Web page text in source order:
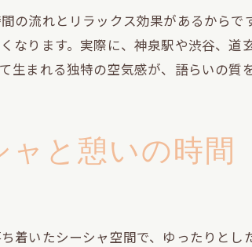
の隠れ家で味わうシーシャや語らいの
シャ初心者でもくつろげる空間の選び
着いた雰囲気で楽しむシーシャの魅力
深める都会のシーシャスポット特集
ックス空間を求める方へシーシャの魅
の流れとリラックス効果があるから
なります。実際に、神泉駅や渋谷、
まれる独特の空気感が、語らいの質
と憩いの時間
着いたシーシャ空間で、ゆったりと